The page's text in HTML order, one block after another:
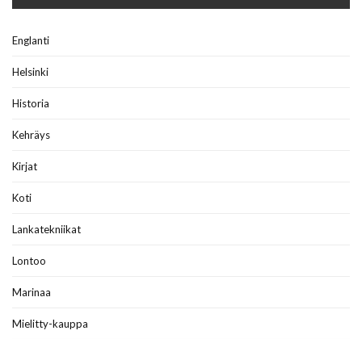
Englanti
Helsinki
Historia
Kehräys
Kirjat
Koti
Lankatekniikat
Lontoo
Marinaa
Mielitty-kauppa